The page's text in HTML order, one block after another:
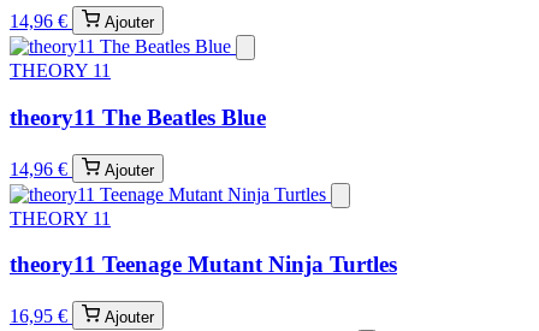
14,96 € Ajouter
THEORY 11
theory11 The Beatles Blue
14,96 € Ajouter
THEORY 11
theory11 Teenage Mutant Ninja Turtles
16,95 € Ajouter